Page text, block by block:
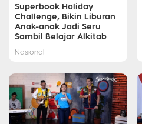
Superbook Holiday
Challenge, Bikin Liburan
Anak-anak Jadi Seru
Sambil Belajar Alkitab
Nasional